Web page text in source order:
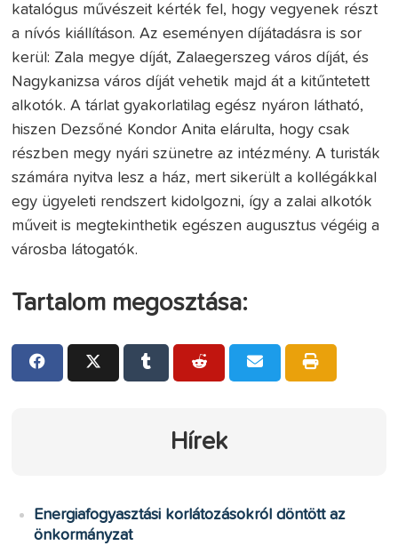
katalógus művészeit kérték fel, hogy vegyenek részt
a nívós kiállításon. Az eseményen díjátadásra is sor
kerül: Zala megye díját, Zalaegerszeg város díját, és
Nagykanizsa város díját vehetik majd át a kitűntetett
alkotók. A tárlat gyakorlatilag egész nyáron látható,
hiszen Dezsőné Kondor Anita elárulta, hogy csak
részben megy nyári szünetre az intézmény. A turisták
számára nyitva lesz a ház, mert sikerült a kollégákkal
egy ügyeleti rendszert kidolgozni, így a zalai alkotók
műveit is megtekinthetik egészen augusztus végéig a
városba látogatók.
Tartalom megosztása:
Hírek
Energiafogyasztási korlátozásokról döntött az
önkormányzat